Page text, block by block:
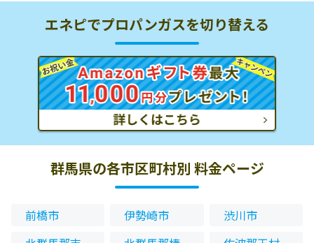
エネピでプロパンガスを切り替える
群馬県の各市区町村別 料金ページ
前橋市 伊勢崎市
渋川市